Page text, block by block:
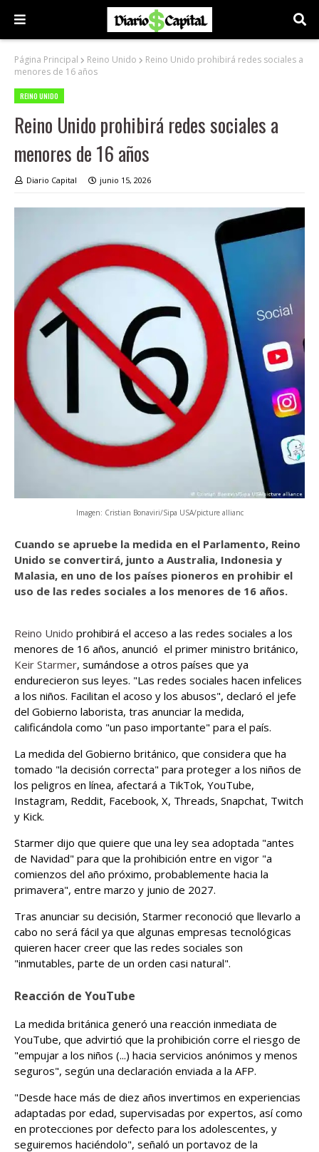
Página Principal Reino Unido
Reino Unido prohibirá redes sociales a
menores de 16 años
REINO UNIDO
Reino Unido prohibirá redes sociales a
menores de 16 años
Diario Capital junio 15, 2026
Imagen: Cristian Bonaviri/Sipa USA/picture allianc
Cuando se apruebe la medida en el Parlamento, Reino
Unido se convertirá, junto a Australia, Indonesia y
Malasia, en uno de los países pioneros en prohibir el
uso de las redes sociales a los menores de 16 años.
Reino Unido prohibirá el acceso a las redes sociales a los
menores de 16 años, anunció el primer ministro británico,
Keir Starmer, sumándose a otros países que ya
endurecieron sus leyes. "Las redes sociales hacen infelices
a los niños. Facilitan el acoso y los abusos", declaró el jefe
del Gobierno laborista, tras anunciar la medida,
calificándola como "un paso importante" para el país.
La medida del Gobierno británico, que considera que ha
tomado "la decisión correcta" para proteger a los niños de
los peligros en línea, afectará a TikTok, YouTube,
Instagram, Reddit, Facebook, X, Threads, Snapchat, Twitch
y Kick.
Starmer dijo que quiere que una ley sea adoptada "antes
de Navidad" para que la prohibición entre en vigor "a
comienzos del año próximo, probablemente hacia la
primavera", entre marzo y junio de 2027.
Tras anunciar su decisión, Starmer reconoció que llevarlo a
cabo no será fácil ya que algunas empresas tecnológicas
quieren hacer creer que las redes sociales son
"inmutables, parte de un orden casi natural".
Reacción de YouTube
La medida británica generó una reacción inmediata de
YouTube, que advirtió que la prohibición corre el riesgo de
"empujar a los niños (...) hacia servicios anónimos y menos
seguros", según una declaración enviada a la AFP.
"Desde hace más de diez años invertimos en experiencias
adaptadas por edad, supervisadas por expertos, así como
en protecciones por defecto para los adolescentes, y
seguiremos haciéndolo", señaló un portavoz de la